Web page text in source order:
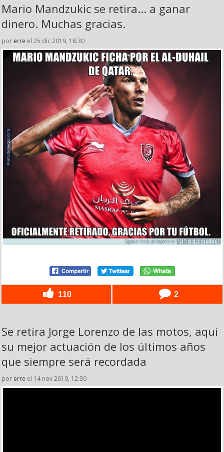
Mario Mandzukic se retira... a ganar
dinero. Muchas gracias.
por erre el 25 dic 2019, 18:30
110 2
Se retira Jorge Lorenzo de las motos, aquí
su mejor actuación de los últimos años
que siempre será recordada
por erre el 14 nov 2019, 12:30